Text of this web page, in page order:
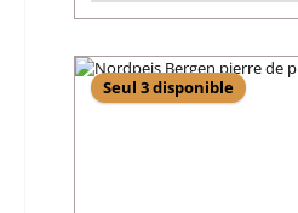
Seul 3 disponible